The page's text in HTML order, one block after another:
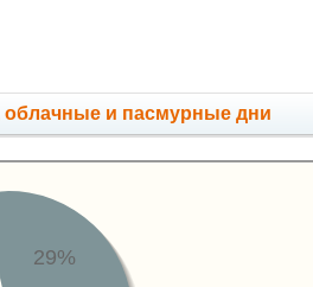
облачные и пасмурные дни
29%